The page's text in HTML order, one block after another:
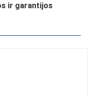
ir garantijos